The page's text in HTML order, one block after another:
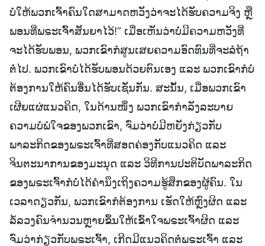
ບໍ່ໃຫ້ພວກເຈົ້າຄົນໃດສາມາດຫວັງວ່າຈະໄດ້ຮັບຄວາມຈິງ ຫຼື
ພອນທີ່ພຣະເຈົ້າສັນຍາໄວ້!” ເມື່ອເຫັນວ່າບໍ່ມີຄວາມຫວັງທີ່
ຈະໄດ້ຮັບພອນ, ພວກເຂົາກໍສູນເສຍຄວາມອົດທົນທີ່ຈະລໍຖ້າ
ຕໍ່ໄປ. ພວກເຂົາບໍ່ໄດ້ຮັບພອນດ້ວຍຕົນເອງ ແລະ ພວກເຂົາກໍບໍ່
ຕ້ອງການໃຫ້ຄົນອື່ນໄດ້ຮັບເຊັ່ນກັນ. ສະນັ້ນ, ເມື່ອພວກເຂົາ
ເຜີຍແຜ່ແນວຄິດ, ໃນດ້ານໜຶ່ງ ພວກເຂົາກຳລັງລະບາຍ
ຄວາມບໍ່ພໍໃຈຂອງພວກເຂົາ, ຈົ່ມວ່າບໍ່ມີຫຍັງກ່ຽວກັບ
ພາລະກິດຂອງພຣະເຈົ້າທີ່ສອດຄ່ອງກັບແນວຄິດ ແລະ
ຈິນຕະນາການຂອງມະນຸດ ແລະ ວິທີການປະຕິບັດພາລະກິດ
ຂອງພຣະເຈົ້າກໍບໍ່ໄດ້ຄຳນຶງເຖິງຄວາມຮູ້ສຶກຂອງຜູ້ຄົນ. ໃນ
ເວລາດຽວກັນ, ພວກເຂົາກໍຕ້ອງການ ເຮັດໃຫ້ຫຼົງຜິດ ແລະ
ລໍ້ລວງຄົນຈຳນວນຫຼາຍຂຶ້ນໃຫ້ເຂົ້າໃຈພຣະເຈົ້າຜິດ ແລະ
ຈົ່ມວ່າກ່ຽວກັບພຣະເຈົ້າ, ເກີດມີແນວຄິດຕໍ່ພຣະເຈົ້າ ແລະ